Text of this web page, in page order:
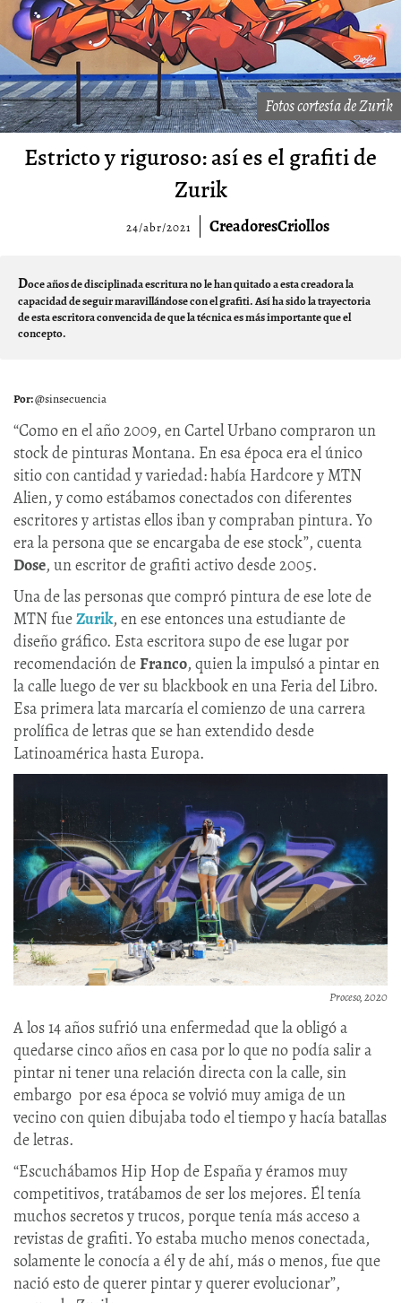
Fotos cortesía de Zurik
Estricto y riguroso: así es el grafiti de
Zurik
24/abr/2021 CreadoresCriollos
Doce años de disciplinada escritura no le han quitado a esta creadora la
capacidad de seguir maravillándose con el grafiti. Así ha sido la trayectoria
de esta escritora convencida de que la técnica es más importante que el
concepto.
@sinsecuencia
“Como en el año 2009, en Cartel Urbano compraron un
stock de pinturas Montana. En esa época era el único
sitio con cantidad y variedad: había Hardcore y MTN
Alien, y como estábamos conectados con diferentes
escritores y artistas ellos iban y compraban pintura. Yo
era la persona que se encargaba de ese stock”, cuenta
Dose, un escritor de grafiti activo desde 2005.
Una de las personas que compró pintura de ese lote de
MTN fueZurik, en ese entonces una estudiante de
diseño gráfico. Esta escritora supo de ese lugar por
recomendación deFranco, quien la impulsó a pintar en
la calle luego de ver su blackbook en una Feria del Libro.
Esa primera lata marcaría el comienzo de una carrera
prolífica de letras que se han extendido desde
Latinoamérica hasta Europa.
Proceso, 2020
A los 14 años sufrió una enfermedad que la obligó a
quedarse cinco años en casa por lo que no podía salir a
pintar ni tener una relación directa con la calle, sin
embargo por esa época se volvió muy amiga de un
vecino con quien dibujaba todo el tiempo y hacía batallas
de letras.
“Escuchábamos Hip Hop de España y éramos muy
competitivos, tratábamos de ser los mejores. Él tenía
muchos secretos y trucos, porque tenía más acceso a
revistas de grafiti. Yo estaba mucho menos conectada,
solamente le conocía a él y de ahí, más o menos, fue que
nació esto de querer pintar y querer evolucionar”,